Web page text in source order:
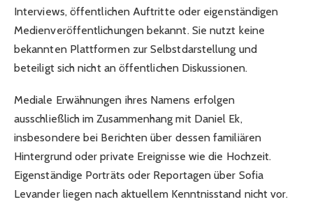
Interviews, öffentlichen Auftritte oder eigenständigen
Medienveröffentlichungen bekannt. Sie nutzt keine
bekannten Plattformen zur Selbstdarstellung und
beteiligt sich nicht an öffentlichen Diskussionen.
Mediale Erwähnungen ihres Namens erfolgen
ausschließlich im Zusammenhang mit Daniel Ek,
insbesondere bei Berichten über dessen familiären
Hintergrund oder private Ereignisse wie die Hochzeit.
Eigenständige Porträts oder Reportagen über Sofia
Levander liegen nach aktuellem Kenntnisstand nicht vor.